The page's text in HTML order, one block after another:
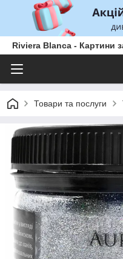
Riviera Blanca - Картини
Товари та послуги